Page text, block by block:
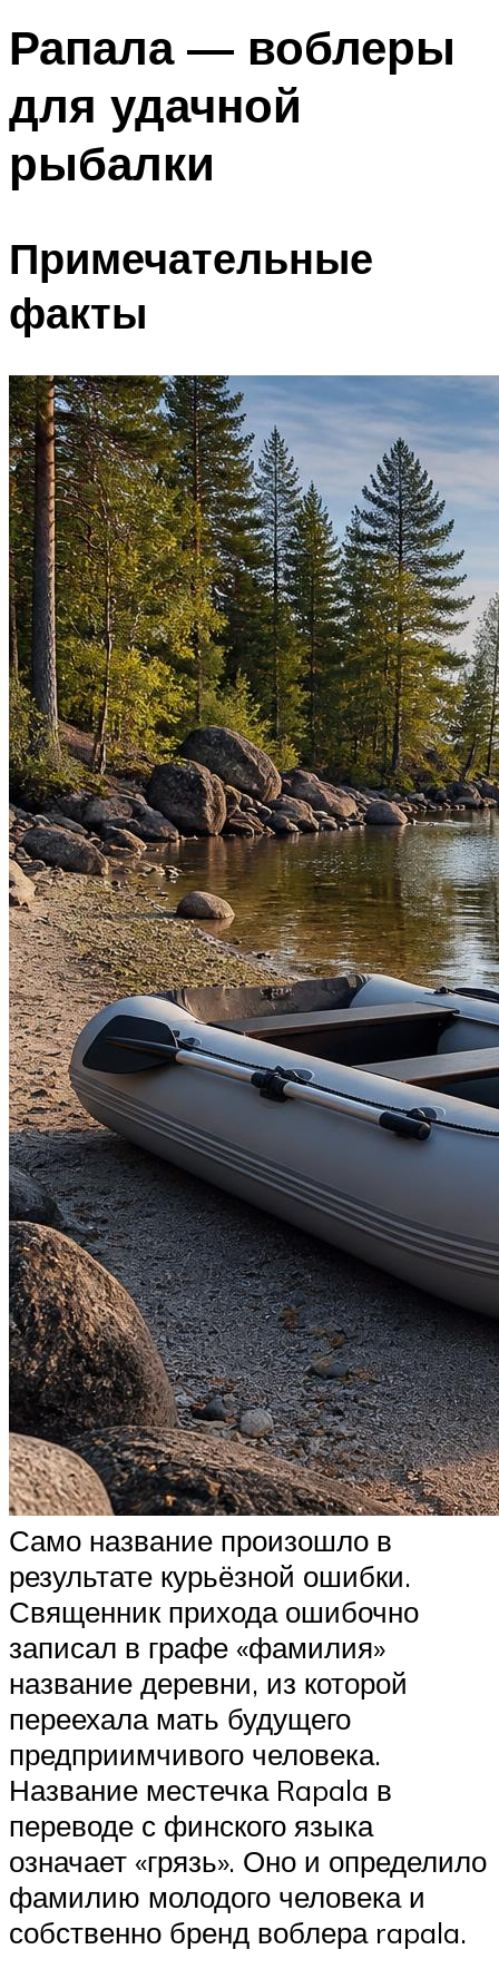
Рапала — воблеры
для удачной
рыбалки
Примечательные
факты
Само название произошло в
результате курьёзной ошибки.
Священник прихода ошибочно
записал в графе «фамилия»
название деревни, из которой
переехала мать будущего
предприимчивого человека.
Название местечка Rapala в
переводе с финского языка
означает «грязь». Оно и определило
фамилию молодого человека и
собственно бренд воблера rapala.